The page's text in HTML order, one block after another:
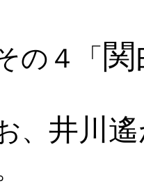
の４「 関
、 井川